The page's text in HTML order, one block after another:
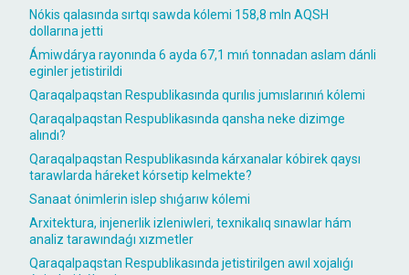
Nókis qalasında sırtqı sawda kólemi 158,8 mln AQSH
dollarına jetti
Ámiwdárya rayonında 6 ayda 67,1 mıń tonnadan aslam dánli
eginler jetistirildi
Qaraqalpaqstan Respublikasında qurılıs jumıslarınıń kólemi
Qaraqalpaqstan Respublikasında qansha neke dizimge
alındı?
Qaraqalpaqstan Respublikasında kárxanalar kóbirek qaysı
tarawlarda háreket kórsetip kelmekte?
Sanaat ónimlerin islep shıǵarıw kólemi
Arxitektura, injenerlik izleniwleri, texnikalıq sınawlar hám
analiz tarawındaǵı xızmetler
Qaraqalpaqstan Respublikasında jetistirilgen awıl xojalıǵı